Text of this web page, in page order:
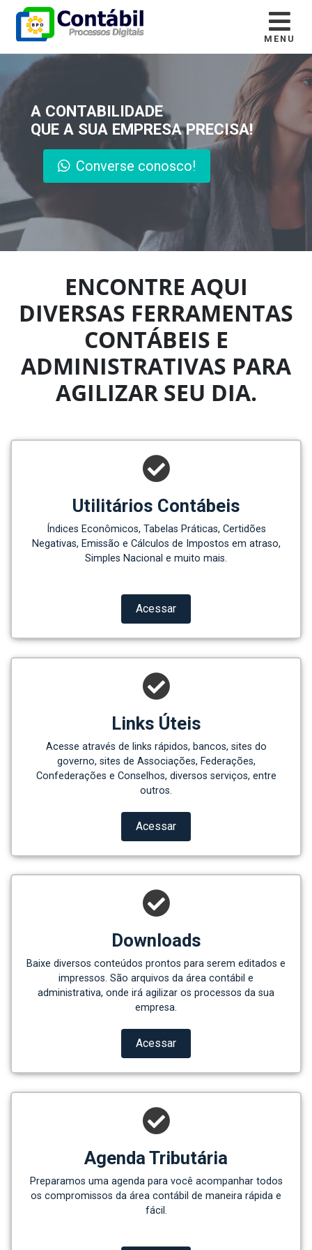
MENU
A CONTABILIDADE
QUE A SUA EMPRESA PRECISA!
Converse conosco!
ENCONTRE AQUI
DIVERSAS FERRAMENTAS
CONTÁBEIS E
ADMINISTRATIVAS PARA
AGILIZAR SEU DIA.
Utilitários Contábeis
Índices Econômicos, Tabelas Práticas, Certidões
Negativas, Emissão e Cálculos de Impostos em atraso,
Simples Nacional e muito mais.
Acessar
Links Úteis
Acesse através de links rápidos, bancos, sites do
governo, sites de Associações, Federações,
Confederações e Conselhos, diversos serviços, entre
outros.
Acessar
Downloads
Baixe diversos conteúdos prontos para serem editados e
impressos. São arquivos da área contábil e
administrativa, onde irá agilizar os processos da sua
empresa.
Acessar
Agenda Tributária
Preparamos uma agenda para você acompanhar todos
os compromissos da área contábil de maneira rápida e
fácil.